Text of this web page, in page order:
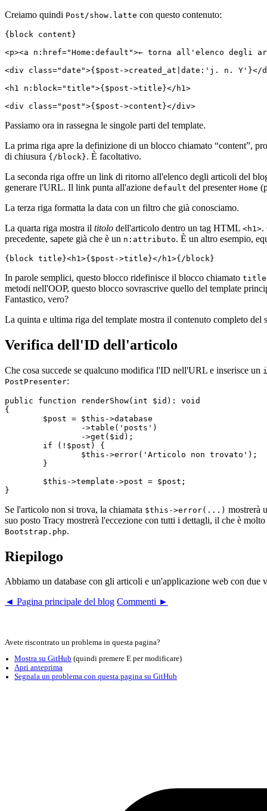
Creiamo quindi Post/show.latte con questo contenuto:
{block content}
<p><a n:href="Home:default">← torna all'elenco degli
<div class="date">{$post->created_at|date:'j. n. Y'}</
<h1 n:block="title">{$post->title}</h1>
Passiamo ora in rassegna le singole parti del template.
La prima riga apre la definizione di un blocco chiamato “content”,
di chiusura {/block}. È facoltativo.
La seconda riga offre un link di ritorno all'elenco degli articoli del
generare l'URL. Il link punta all'azione default del presenter Home
La terza riga formatta la data con un filtro che già conosciamo.
La quarta riga mostra il titolo dell'articolo dentro un tag HTML <h1>.
precedente, sapete già che è un n:attributo. È un altro esempio,
In parole semplici, questo blocco ridefinisce il blocco chiamato title
metodi nell'OOP, questo blocco sovrascrive quello del template
Fantastico, vero?
La quinta e ultima riga del template mostra il contenuto completo del
Verifica dell'ID dell'articolo
Che cosa succede se qualcuno modifica l'ID nell'URL e inserisce un
PostPresenter:
public function renderShow(int $id): void
{
Se l'articolo non si trova, la chiamata $this->error(...) mostrerà
suo posto Tracy mostrerà l'eccezione con tutti i dettagli, il che è
Bootstrap.php.
Riepilogo
Abbiamo un database con gli articoli e un'applicazione web con
◄ Pagina principale del blog Commenti ►